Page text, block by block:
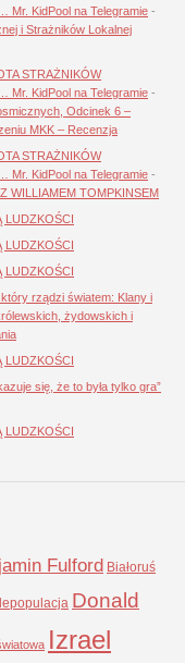
Mr. KidPool na Telegramie -
i Strażników Lokalnej
STRAŻNIKÓW
Mr. KidPool na Telegramie -
Odcinek 6 –
MKK – Recenzja
STRAŻNIKÓW
Mr. KidPool na Telegramie -
WILLIAMEM TOMPKINSEM
LUDZKOŚCI
LUDZKOŚCI
LUDZKOŚCI
rządzi światem: Klany i
żydowskich i
LUDZKOŚCI
się, że to była tylko gra”
LUDZKOŚCI
Fulford Białoruś
Donald
Izrael